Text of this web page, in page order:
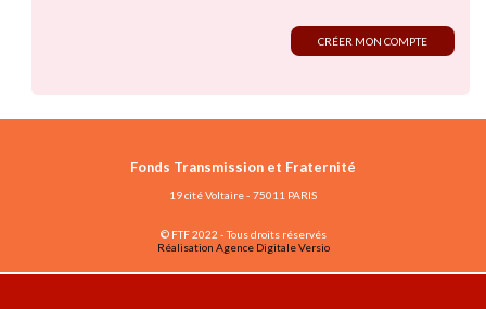
CRÉER MON COMPTE
Fonds Transmission et Fraternité
19 cité Voltaire - 75011 PARIS
© FTF 2022 - Tous droits réservés
Réalisation Agence Digitale Versio